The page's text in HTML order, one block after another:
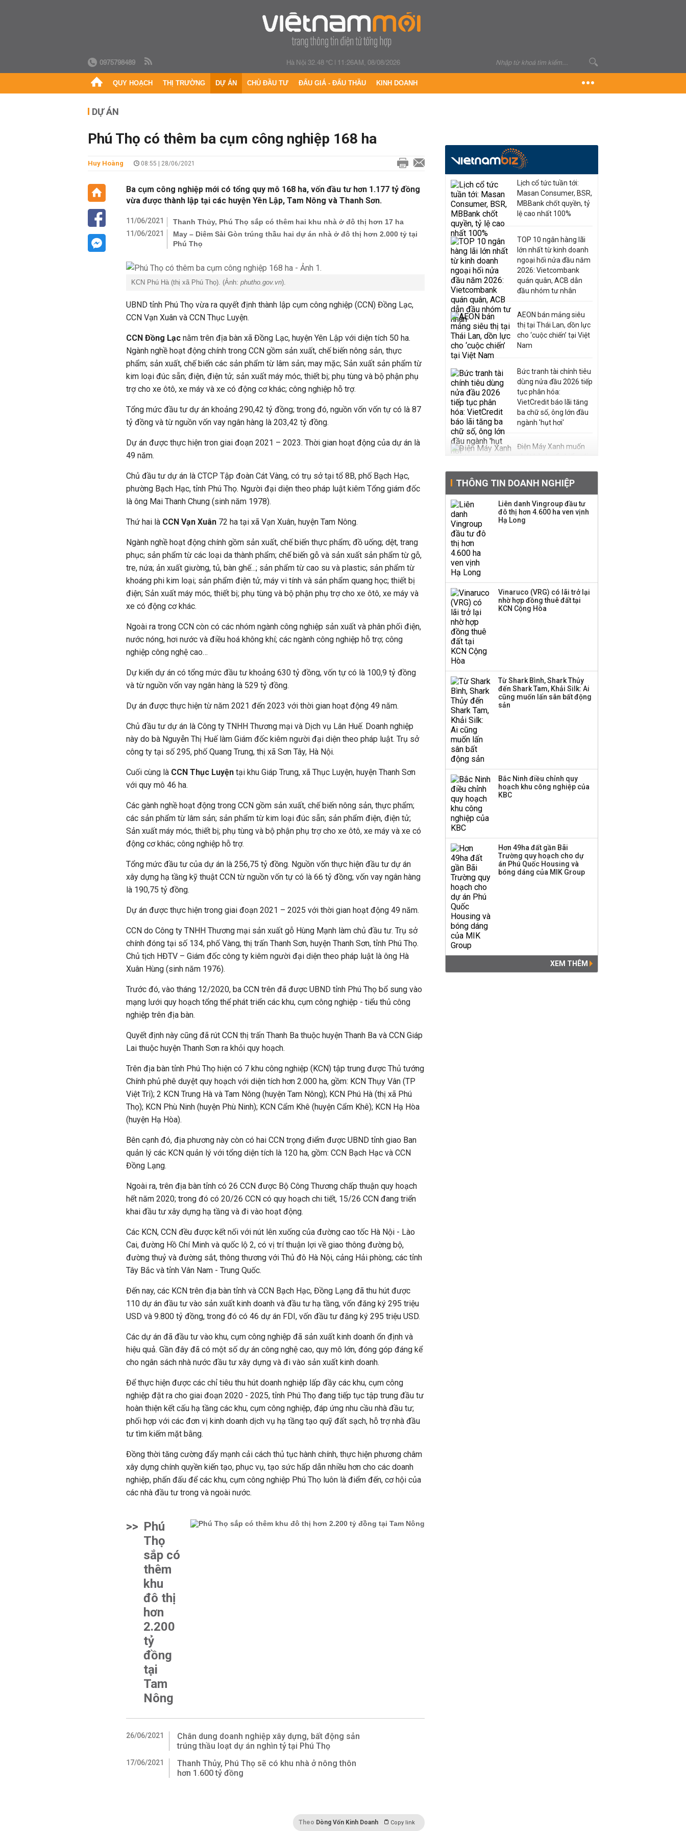
0975798489 Hà Nội 32.48 °C| 11:26AM, 08/08/2026
QUY HOẠCH THỊ TRƯỜNG DỰ ÁN CHỦ ĐẦU TƯ ĐẤU GIÁ - ĐẤU THẦU KINH DOANH
DỰ ÁN
Phú Thọ có thêm ba cụm công nghiệp 168 ha
Huy Hoàng 08:55 | 28/06/2021
Ba cụm công nghiệp mới có tổng quy mô 168 ha, vốn đầu tư hơn 1.177 tỷ đồng
vừa được thành lập tại các huyện Yên Lập, Tam Nông và Thanh Sơn.
11/06/2021
Thanh Thủy, Phú Thọ sắp có thêm hai khu nhà ở đô thị hơn 17 ha
11/06/2021
May – Diêm Sài Gòn trúng thầu hai dự án nhà ở đô thị hơn 2.000 tỷ tại
Phú Thọ
KCN Phú Hà (thị xã Phú Thọ). (Ảnh: phutho.gov.vn).
UBND tỉnh Phú Thọ vừa ra quyết định thành lập cụm công nghiệp (CCN) Đồng Lạc,
CCN Vạn Xuân và CCN Thục Luyện.
CCN Đồng Lạc nằm trên địa bàn xã Đồng Lạc, huyện Yên Lập với diện tích 50 ha.
Ngành nghề hoạt động chính trong CCN gồm sản xuất, chế biến nông sản, thực
phẩm; sản xuất, chế biến các sản phẩm từ lâm sản; may mặc; Sản xuất sản phẩm từ
kim loại đúc sẵn; điện, điện tử; sản xuất máy móc, thiết bị; phụ tùng và bộ phận phụ
trợ cho xe ôtô, xe máy và xe có động cơ khác; công nghiệp hỗ trợ.
Tổng mức đầu tư dự án khoảng 290,42 tỷ đồng; trong đó, nguồn vốn vốn tự có là 87
tỷ đồng và từ nguồn vốn vay ngân hàng là 203,42 tỷ đồng.
Dự án được thực hiện tron giai đoạn 2021 – 2023. Thời gian hoạt động của dự án là
49 năm.
Chủ đầu tư dự án là CTCP Tập đoàn Cát Vàng, có trụ sở tại tổ 8B, phố Bạch Hạc,
phường Bạch Hạc, tỉnh Phú Thọ. Người đại diện theo pháp luật kiêm Tổng giám đốc
là ông Mai Thanh Chung (sinh năm 1978).
Thứ hai là CCN Vạn Xuân 72 ha tại xã Vạn Xuân, huyện Tam Nông.
Ngành nghề hoạt động chính gồm sản xuất, chế biến thực phẩm; đồ uống; dệt, trang
phục; sản phẩm từ các loại da thành phẩm; chế biến gỗ và sản xuất sản phẩm từ gỗ,
tre, nứa; ản xuất giường, tủ, bàn ghế...; sản phẩm từ cao su và plastic; sản phẩm từ
khoáng phi kim loại; sản phẩm điện tử, máy vi tính và sản phẩm quang học; thiết bị
điện; Sản xuất máy móc, thiết bị; phụ tùng và bộ phận phụ trợ cho xe ôtô, xe máy và
xe có động cơ khác.
Ngoài ra trong CCN còn có các nhóm ngành công nghiệp sản xuất và phân phối điện,
nước nóng, hơi nước và điều hoá không khí; các ngành công nghiệp hỗ trợ; công
nghiệp công nghệ cao…
Dự kiến dự án có tổng mức đầu tư khoảng 630 tỷ đồng, vốn tự có là 100,9 tỷ đồng
và từ nguồn vốn vay ngân hàng là 529 tỷ đồng.
Dự án được thực hiện từ năm 2021 đến 2023 với thời gian hoạt động 49 năm.
Chủ đầu tư dự án là Công ty TNHH Thương mại và Dịch vụ Lân Huế. Doanh nghiệp
này do bà Nguyễn Thị Huế làm Giám đốc kiêm người đại diện theo pháp luật. Trụ sở
công ty tại số 295, phố Quang Trung, thị xã Sơn Tây, Hà Nội.
Cuối cùng là CCN Thục Luyện tại khu Giáp Trung, xã Thục Luyện, huyện Thanh Sơn
với quy mô 46 ha.
Các gành nghề hoạt động trong CCN gồm sản xuất, chế biến nông sản, thực phẩm;
các sản phẩm từ lâm sản; sản phẩm từ kim loại đúc sẵn; sản phẩm điện, điện tử;
Sản xuất máy móc, thiết bị; phụ tùng và bộ phận phụ trợ cho xe ôtô, xe máy và xe có
động cơ khác; công nghiệp hỗ trợ.
Tổng mức đầu tư của dự án là 256,75 tỷ đồng. Nguồn vốn thực hiện đầu tư dự án
xây dựng hạ tầng kỹ thuật CCN từ nguồn vốn tự có là 66 tỷ đồng; vốn vay ngân hàng
là 190,75 tỷ đồng.
Dự án được thực hiện trong giai đoạn 2021 – 2025 với thời gian hoạt động 49 năm.
CCN do Công ty TNHH Thương mại sản xuất gỗ Hùng Mạnh làm chủ đầu tư. Trụ sở
chính đóng tại số 134, phố Vàng, thị trấn Thanh Sơn, huyện Thanh Sơn, tỉnh Phú Thọ.
Chủ tịch HĐTV – Giám đốc công ty kiêm người đại diện theo pháp luật là ông Hà
Xuân Hùng (sinh năm 1976).
Trước đó, vào tháng 12/2020, ba CCN trên đã được UBND tỉnh Phú Thọ bổ sung vào
mạng lưới quy hoạch tổng thể phát triển các khu, cụm công nghiệp - tiểu thủ công
nghiệp trên địa bàn.
Quyết định này cũng đã rút CCN thị trấn Thanh Ba thuộc huyện Thanh Ba và CCN Giáp
Lai thuộc huyện Thanh Sơn ra khỏi quy hoạch.
Trên địa bàn tỉnh Phú Thọ hiện có 7 khu công nghiệp (KCN) tập trung được Thủ tướng
Chính phủ phê duyệt quy hoạch với diện tích hơn 2.000 ha, gồm: KCN Thụy Vân (TP
Việt Trì); 2 KCN Trung Hà và Tam Nông (huyện Tam Nông); KCN Phú Hà (thị xã Phú
Thọ); KCN Phù Ninh (huyện Phù Ninh); KCN Cẩm Khê (huyện Cẩm Khê); KCN Hạ Hòa
(huyện Hạ Hòa).
Bên cạnh đó, địa phương này còn có hai CCN trọng điểm được UBND tỉnh giao Ban
quản lý các KCN quản lý với tổng diện tích là 120 ha, gồm: CCN Bạch Hạc và CCN
Đồng Lạng.
Ngoài ra, trên địa bàn tỉnh có 26 CCN được Bộ Công Thương chấp thuận quy hoạch
hết năm 2020; trong đó có 20/26 CCN có quy hoạch chi tiết, 15/26 CCN đang triển
khai đầu tư xây dựng hạ tầng và đi vào hoạt động.
Các KCN, CCN đều được kết nối với nút lên xuống của đường cao tốc Hà Nội - Lào
Cai, đường Hồ Chí Minh và quốc lộ 2, có vị trí thuận lợi về giao thông đường bộ,
đường thuỷ và đường sắt, thông thương với Thủ đô Hà Nội, cảng Hải phòng; các tỉnh
Tây Bắc và tỉnh Vân Nam - Trung Quốc.
Đến nay, các KCN trên địa bàn tỉnh và CCN Bạch Hạc, Đồng Lạng đã thu hút được
110 dự án đầu tư vào sản xuất kinh doanh và đầu tư hạ tầng, vốn đăng ký 295 triệu
USD và 9.800 tỷ đồng, trong đó có 46 dự án FDI, vốn đầu tư đăng ký 295 triệu USD.
Các dự án đã đầu tư vào khu, cụm công nghiệp đã sản xuất kinh doanh ổn định và
hiệu quả. Gần đây đã có một số dự án công nghệ cao, quy mô lớn, đóng góp đáng kể
cho ngân sách nhà nước đầu tư xây dựng và đi vào sản xuất kinh doanh.
Để thực hiện được các chỉ tiêu thu hút doanh nghiệp lấp đầy các khu, cụm công
nghiệp đặt ra cho giai đoạn 2020 - 2025, tỉnh Phú Thọ đang tiếp tục tập trung đầu tư
hoàn thiện kết cấu hạ tầng các khu, cụm công nghiệp, đáp ứng nhu cầu nhà đầu tư;
phối hợp với các đơn vị kinh doanh dịch vụ hạ tầng tạo quỹ đất sạch, hỗ trợ nhà đầu
tư tìm kiếm mặt bằng.
Đồng thời tăng cường đẩy mạnh cải cách thủ tục hành chính, thực hiện phương châm
xây dựng chính quyền kiến tạo, phục vụ, tạo sức hấp dẫn nhiều hơn cho các doanh
nghiệp, phấn đấu để các khu, cụm công nghiệp Phú Thọ luôn là điểm đến, cơ hội của
các nhà đầu tư trong và ngoài nước.
>> Phú
Thọ
sắp có
thêm
khu
đô thị
hơn
2.200
tỷ
đồng
tại
Tam
Nông
26/06/2021
Chân dung doanh nghiệp xây dựng, bất động sản
trúng thầu loạt dự án nghìn tỷ tại Phú Thọ
17/06/2021
Thanh Thủy, Phú Thọ sẽ có khu nhà ở nông thôn
hơn 1.600 tỷ đồng
Theo Dòng Vốn Kinh Doanh Copy link
Lịch cổ tức tuần tới:
Masan Consumer, BSR,
MBBank chốt quyền, tỷ
lệ cao nhất 100%
TOP 10 ngân hàng lãi
lớn nhất từ kinh doanh
ngoại hối nửa đầu năm
2026: Vietcombank
quán quân, ACB dẫn
đầu nhóm tư nhân
AEON bán mảng siêu
thị tại Thái Lan, dồn lực
cho ‘cuộc chiến’ tại Việt
Nam
Bức tranh tài chính tiêu
dùng nửa đầu 2026 tiếp
tục phân hóa:
VietCredit báo lãi tăng
ba chữ số, ông lớn đầu
ngành 'hụt hơi'
Điện Máy Xanh muốn
phát hành cổ phiếu với
Sau nhịp điều chỉnh
mạnh, CTCK nhìn thấy
cơ hội ở nhóm cổ phiếu
thanh lý toàn bộ cửa
hàng
Công ty 100 tỷ của
Huấn Hoa Hồng bỗng
dưng ‘biến mất’, một
THÔNG TIN DOANH NGHIỆP
Liên danh Vingroup đầu tư
đô thị hơn 4.600 ha ven vịnh
Hạ Long
Vinaruco (VRG) có lãi trở lại
nhờ hợp đồng thuê đất tại
KCN Cộng Hòa
Từ Shark Bình, Shark Thủy
đến Shark Tam, Khải Silk: Ai
cũng muốn lấn sân bất động
sản
Bắc Ninh điều chỉnh quy
hoạch khu công nghiệp của
KBC
Hơn 49ha đất gần Bãi
Trường quy hoạch cho dự
án Phú Quốc Housing và
bóng dáng của MIK Group
XEM THÊM